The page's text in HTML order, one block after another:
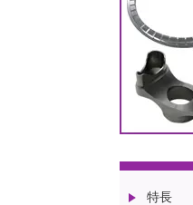
特長